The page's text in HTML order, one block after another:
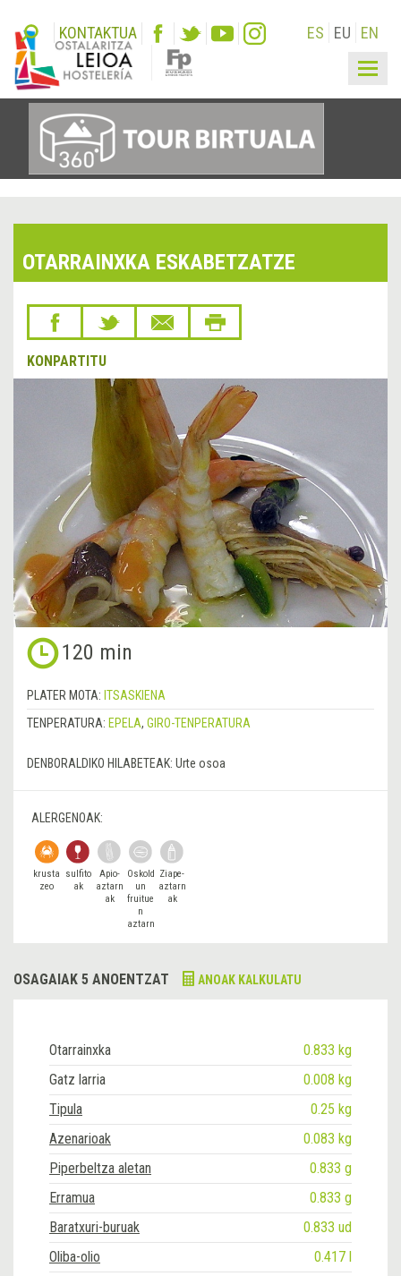
KONTAKTUA ES EU EN
OTARRAINXKA ESKABETZATZE
KONPARTITU
120 min
PLATER MOTA: ITSASKIENA
TENPERATURA: EPELA, GIRO-TENPERATURA
DENBORALDIKO HILABETEAK: Urte osoa
ALERGENOAK:
krusta
zeo
sulfito
ak
Apio-
aztarn
ak
Oskold
un
fruitue
n
aztarn
Ziape-
aztarn
ak
OSAGAIAK 5 ANOENTZAT ANOAK KALKULATU
Otarrainxka
0.833 kg
Gatz larria
0.008 kg
Tipula
0.25 kg
Azenarioak
0.083 kg
Piperbeltza aletan
0.833 g
Erramua
0.833 g
Baratxuri-buruak
0.833 ud
Oliba-olio
0.417 l